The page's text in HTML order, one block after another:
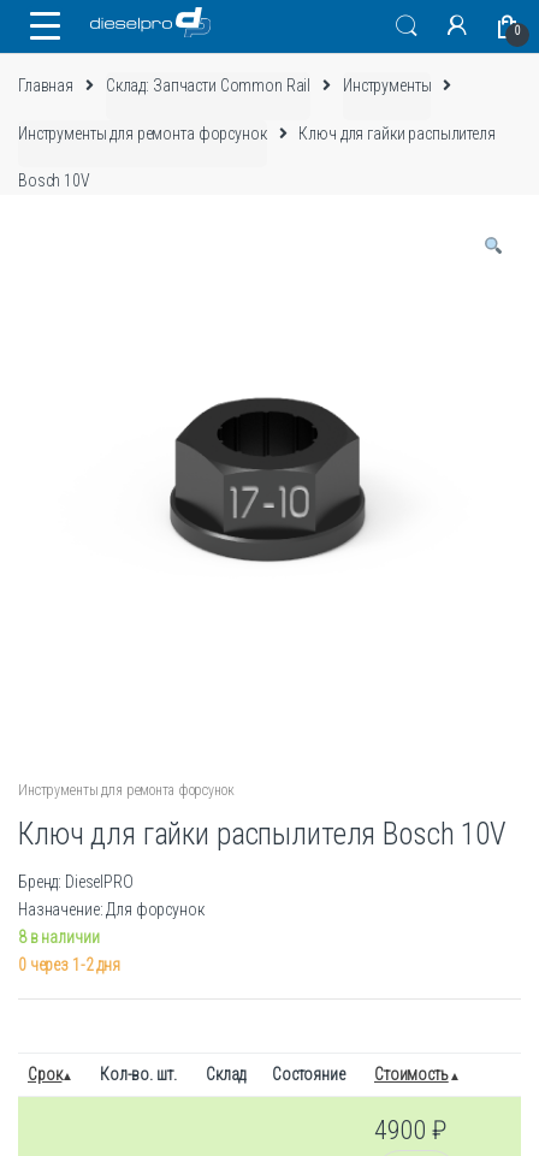
0
Главная Склад: Запчасти Common Rail Инструменты
Инструменты для ремонта форсунок Ключ для гайки распылителя
Bosch 10V
Инструменты для ремонта форсунок
Ключ для гайки распылителя Bosch 10V
Бренд: DieselPRO
Назначение: Для форсунок
8 в наличии
0 через 1-2 дня
Срок Кол-во. шт. Склад Состояние Стоимость
4900₽